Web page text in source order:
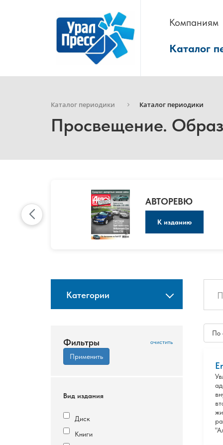
Компаниям
Каталог
Каталог периодики Каталог периодики
Просвещение.
АВТОРЕВЮ
К изданию
Категории
Фильтры
Вид издания
Диск
Книги
По